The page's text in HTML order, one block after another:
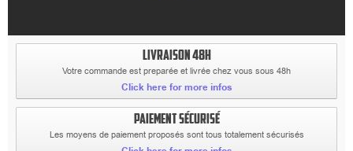
LIVRAISON 48H
Votre commande est preparée et livrée chez vous sous 48h
Click here for more infos
PAIEMENT SÉCURISÉ
Les moyens de paiement proposés sont tous totalement sécurisés